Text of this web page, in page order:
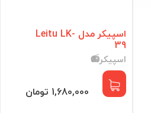
تومان اسپیکر مدل Leitu LK-
39
اسپیکر📻
1,680,000 تومان